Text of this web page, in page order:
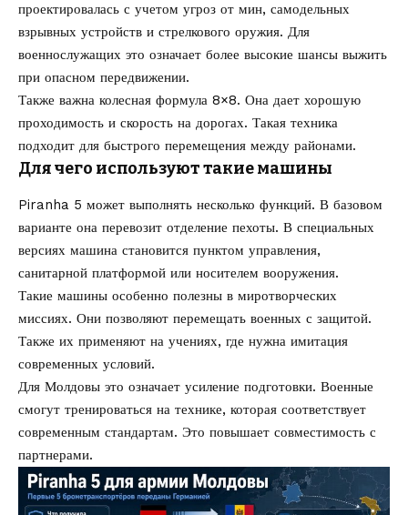
проектировалась с учетом угроз от мин, самодельных
взрывных устройств и стрелкового оружия. Для
военнослужащих это означает более высокие шансы выжить
при опасном передвижении.
Также важна колесная формула 8×8. Она дает хорошую
проходимость и скорость на дорогах. Такая техника
подходит для быстрого перемещения между районами.
Для чего используют такие машины
Piranha 5 может выполнять несколько функций. В базовом
варианте она перевозит отделение пехоты. В специальных
версиях машина становится пунктом управления,
санитарной платформой или носителем вооружения.
Такие машины особенно полезны в миротворческих
миссиях. Они позволяют перемещать военных с защитой.
Также их применяют на учениях, где нужна имитация
современных условий.
Для Молдовы это означает усиление подготовки. Военные
смогут тренироваться на технике, которая соответствует
современным стандартам. Это повышает совместимость с
партнерами.